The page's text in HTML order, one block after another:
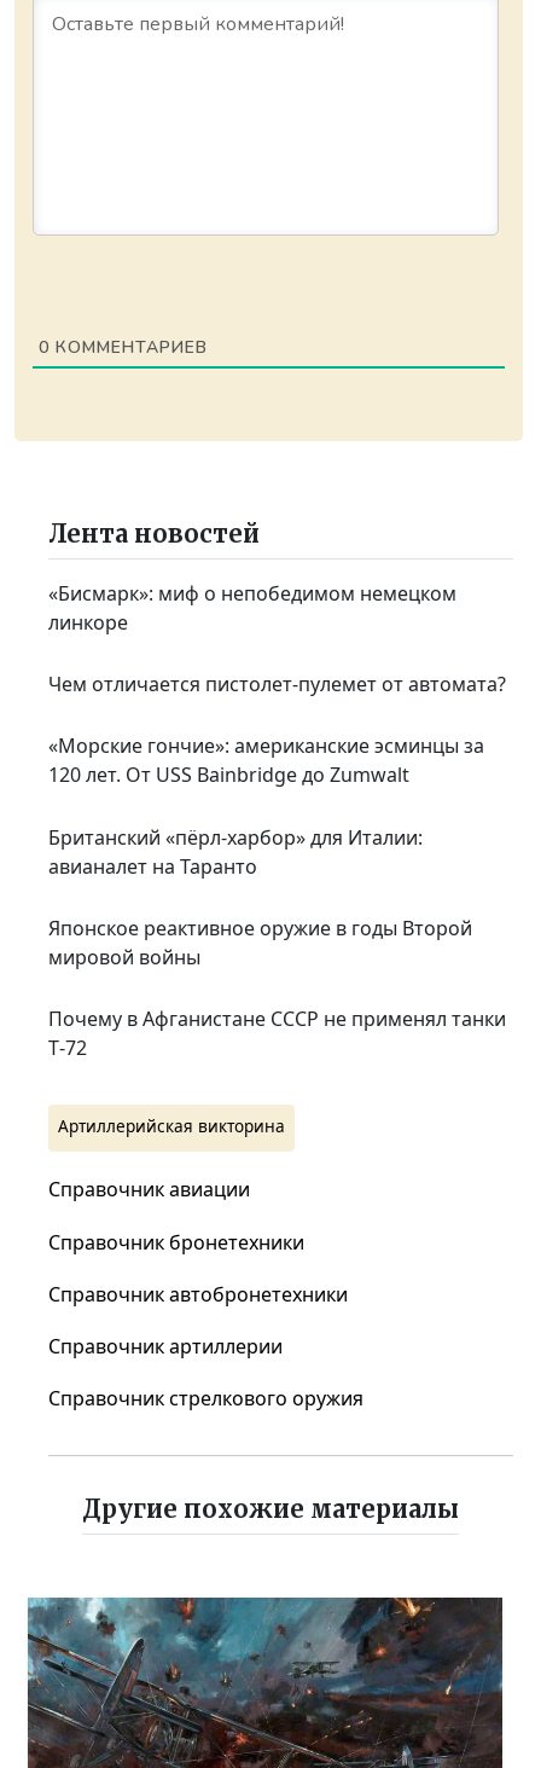
0 КОММЕНТАРИЕВ
Лента новостей
«Бисмарк»: миф о непобедимом немецком
линкоре
Чем отличается пистолет-пулемет от автомата?
«Морские гончие»: американские эсминцы за
120 лет. От USS Bainbridge до Zumwalt
Британский «пёрл-харбор» для Италии:
авианалет на Таранто
Японское реактивное оружие в годы Второй
мировой войны
Почему в Афганистане СССР не применял танки
Т‑72
Артиллерийская викторина
Справочник авиации
Справочник бронетехники
Справочник автобронетехники
Справочник артиллерии
Справочник стрелкового оружия
Другие похожие материалы